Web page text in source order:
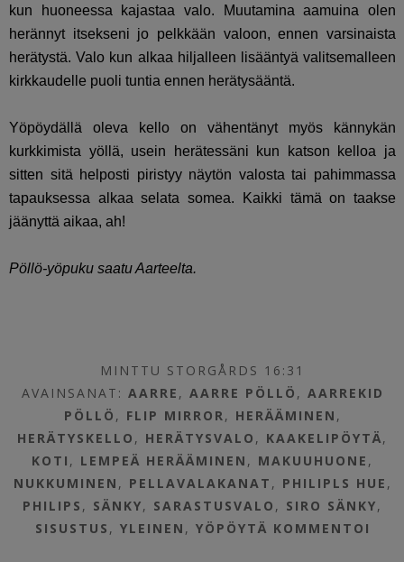
kun huoneessa kajastaa valo. Muutamina aamuina olen
herännyt itsekseni jo pelkkään valoon, ennen varsinaista
herätystä. Valo kun alkaa hiljalleen lisääntyä valitsemalleen
kirkkaudelle puoli tuntia ennen herätysääntä.
Yöpöydällä oleva kello on vähentänyt myös kännykän
kurkkimista yöllä, usein herätessäni kun katson kelloa ja
sitten sitä helposti piristyy näytön valosta tai pahimmassa
tapauksessa alkaa selata somea. Kaikki tämä on taakse
jäänyttä aikaa, ah!
Pöllö-yöpuku saatu Aarteelta.
MINTTU STORGÅRDS 16:31
AVAINSANAT: AARRE , AARRE PÖLLÖ , AARREKID
PÖLLÖ , FLIP MIRROR, HERÄÄMINEN ,
HERÄTYSKELLO , HERÄTYSVALO , KAAKELIPÖYTÄ,
KOTI , LEMPEÄ HERÄÄMINEN , MAKUUHUONE ,
NUKKUMINEN , PELLAVALAKANAT , PHILIPLS HUE ,
PHILIPS , SÄNKY, SARASTUSVALO , SIRO SÄNKY,
SISUSTUS , YLEINEN , YÖPÖYTÄ KOMMENTOI